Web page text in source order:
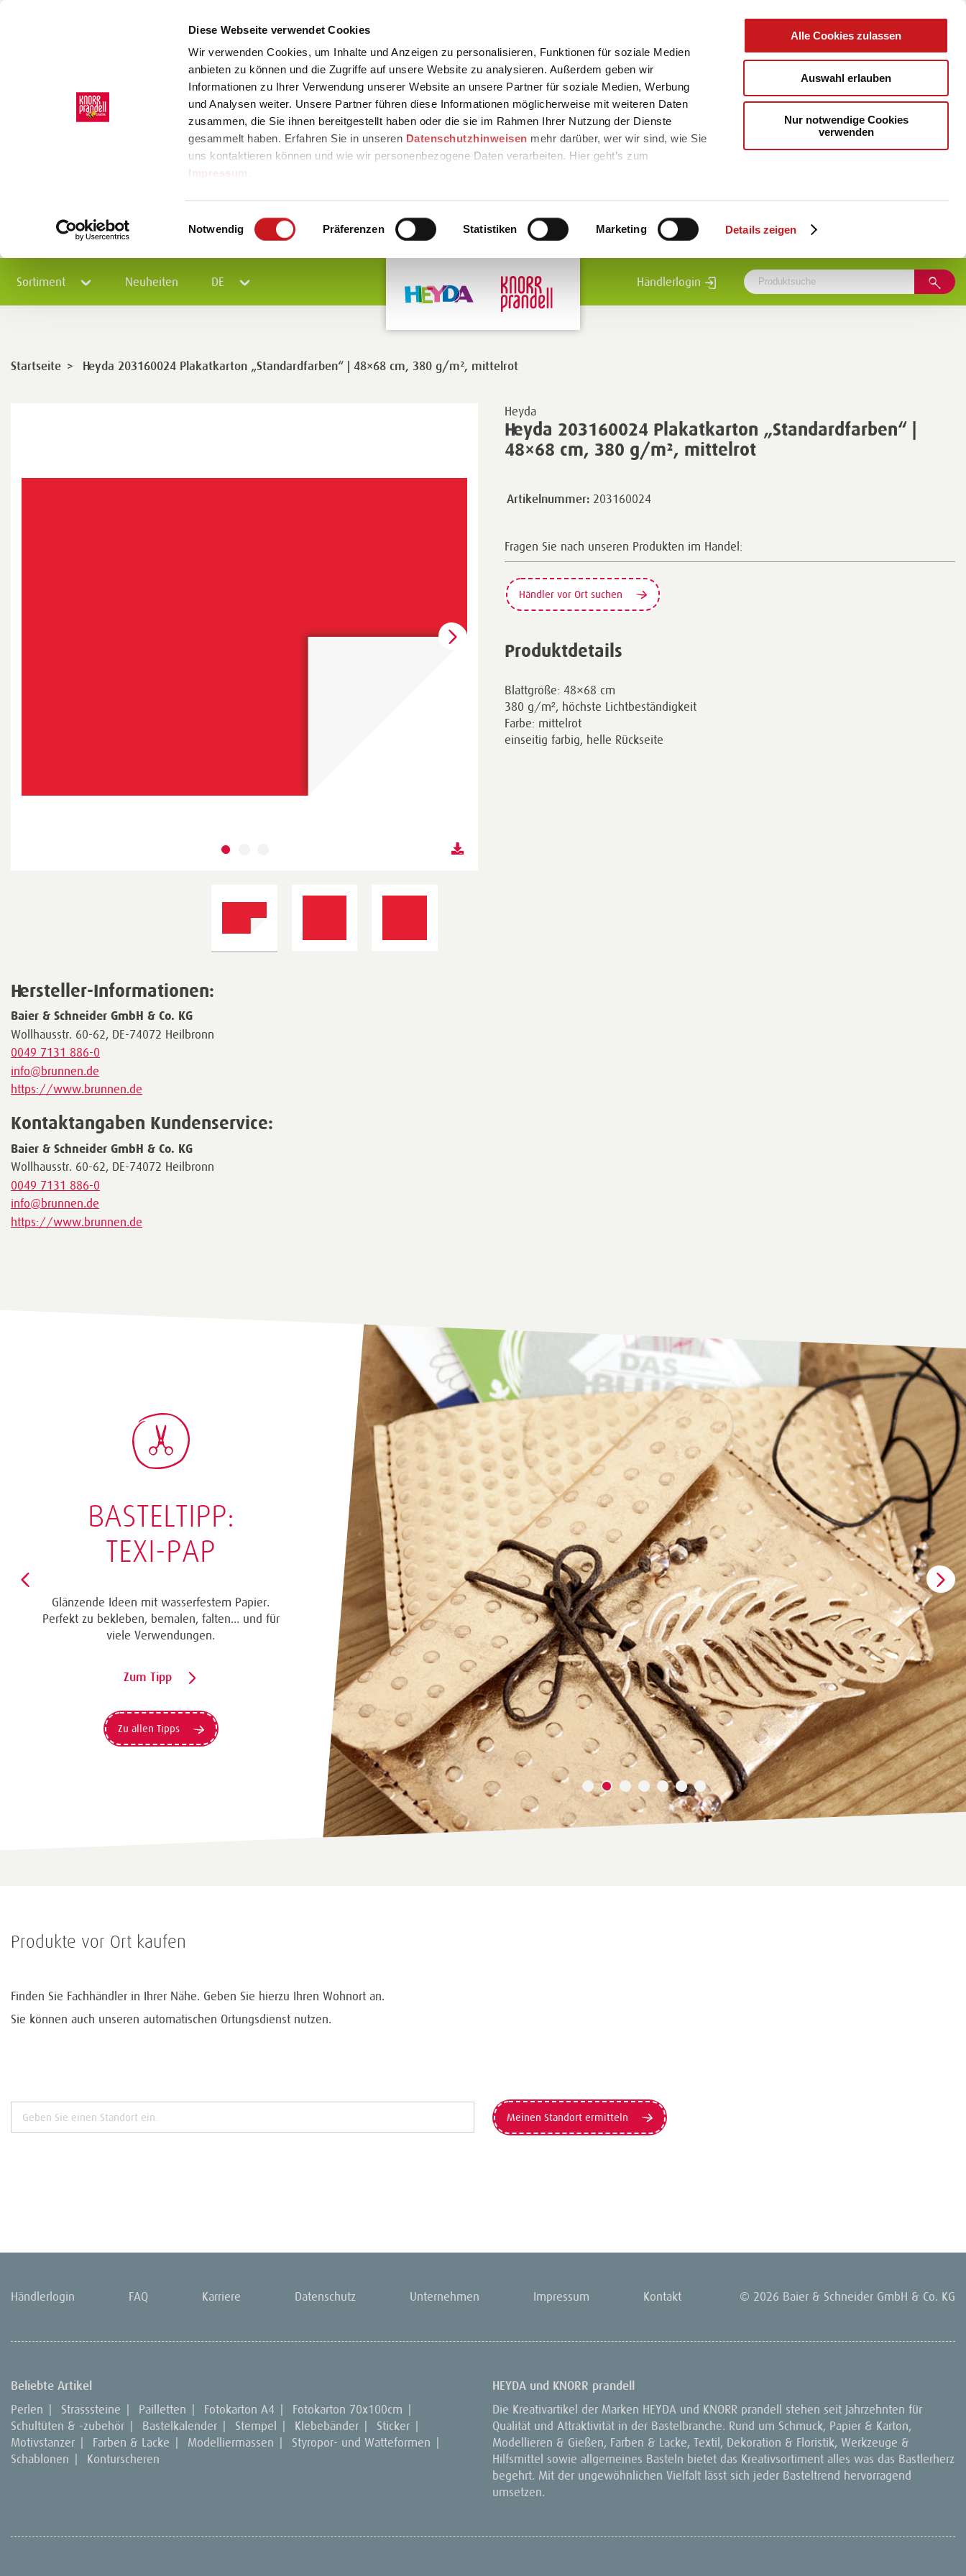
Diese Webseite verwendet Cookies
Wir verwenden Cookies, um Inhalte und Anzeigen zu personalisieren, Funktionen für soziale Medien
anbieten zu können und die Zugriffe auf unsere Website zu analysieren. Außerdem geben wir
Informationen zu Ihrer Verwendung unserer Website an unsere Partner für soziale Medien, Werbung
und Analysen weiter. Unsere Partner führen diese Informationen möglicherweise mit weiteren Daten
zusammen, die Sie ihnen bereitgestellt haben oder die sie im Rahmen Ihrer Nutzung der Dienste
gesammelt haben. Erfahren Sie in unseren Datenschutzhinweisen mehr darüber, wer wir sind, wie Sie
uns kontaktieren können und wie wir personenbezogene Daten verarbeiten. Hier geht’s zum
Impressum
Einwilligungsauswahl
Notwendig Präferenzen Statistiken Marketing Details zeigen
Alle Cookies zulassen
Auswahl erlauben
Nur notwendige Cookies
verwenden
Sortiment Neuheiten DE Händlerlogin
Heyda
Heyda 203160024 Plakatkarton „Standardfarben“ |
48×68 cm, 380 g/m², mittelrot
Startseite > Heyda 203160024 Plakatkarton „Standardfarben“ | 48×68 cm, 380 g/m², mittelrot
Artikelnummer: 203160024
Fragen Sie nach unseren Produkten im Handel:
Händler vor Ort suchen
Produktdetails
Blattgröße: 48×68 cm
380 g/m², höchste Lichtbeständigkeit
Farbe: mittelrot
einseitig farbig, helle Rückseite
Hersteller-Informationen:
Baier & Schneider GmbH & Co. KG
Wollhausstr. 60-62, DE-74072 Heilbronn
0049 7131 886-0
info@brunnen.de
https://www.brunnen.de
Kontaktangaben Kundenservice:
Baier & Schneider GmbH & Co. KG
Wollhausstr. 60-62, DE-74072 Heilbronn
0049 7131 886-0
info@brunnen.de
https://www.brunnen.de
BASTELTIPP:
TEXI-PAP
Glänzende Ideen mit wasserfestem Papier.
Perfekt zu bekleben, bemalen, falten... und für
viele Verwendungen.
Zum Tipp
Zu allen Tipps
Produkte vor Ort kaufen
Finden Sie Fachhändler in Ihrer Nähe. Geben Sie hierzu Ihren Wohnort an.
Sie können auch unseren automatischen Ortungsdienst nutzen.
Meinen Standort ermitteln
Händlerlogin FAQ Karriere Datenschutz Unternehmen Impressum Kontakt © 2026 Baier & Schneider GmbH & Co. KG
Beliebte Artikel
Perlen Strasssteine Pailletten Fotokarton A4 Fotokarton 70x100cm
Schultüten & -zubehör
Bastelkalender Stempel Klebebänder Sticker
Motivstanzer
Farben & Lacke Modelliermassen Styropor- und Watteformen
Schablonen
Konturscheren
HEYDA und KNORR prandell
Die Kreativartikel der Marken HEYDA und KNORR prandell stehen seit Jahrzehnten für
Qualität und Attraktivität in der Bastelbranche. Rund um Schmuck, Papier & Karton,
Modellieren & Gießen, Farben & Lacke, Textil, Dekoration & Floristik, Werkzeuge &
Hilfsmittel sowie allgemeines Basteln bietet das Kreativsortiment alles was das Bastlerherz
begehrt. Mit der ungewöhnlichen Vielfalt lässt sich jeder Basteltrend hervorragend
umsetzen.